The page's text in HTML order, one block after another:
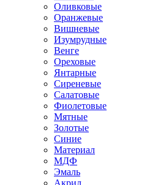
Оливковые
Оранжевые
Вишневые
Изумрудные
Венге
Ореховые
Янтарные
Сиреневые
Салатовые
Фиолетовые
Мятные
Золотые
Синие
Материал
МДФ
Эмаль
Акрил